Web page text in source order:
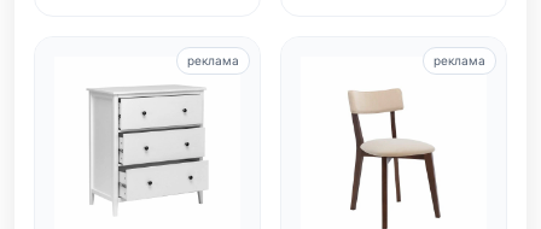
реклама реклама